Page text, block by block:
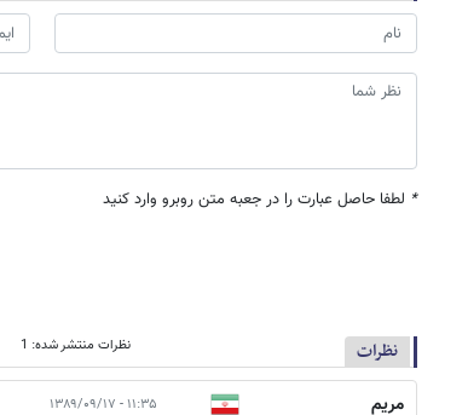
* لطفا حاصل عبارت را در جعبه متن روبرو وارد کنید
نظرات نظرات منتشر شده: 1
مريم ۱۱:۳۵ - ۱۳۸۹/۰۹/۱۷